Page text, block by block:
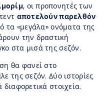
, οι προπονητές των
αποτελούν παρελθόν
τα «μεγάλα» ονόματα της
την δραστική
στα μισά της σεζόν.
θα φανεί στο
της σεζόν. Δύο ιστορίες
στοιχεία.